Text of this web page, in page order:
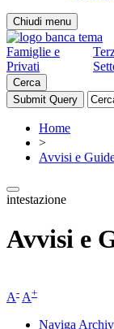
Chiudi menu
Famiglie e
Privati
Cerca
Home
>
Avvisi e
intestazione
Avvisi e
A- A+
Naviga